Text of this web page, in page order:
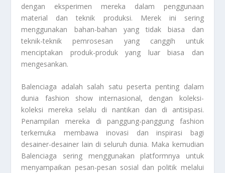
dengan eksperimen mereka dalam penggunaan
material dan teknik produksi. Merek ini sering
menggunakan bahan-bahan yang tidak biasa dan
teknik-teknik pemrosesan yang canggih untuk
menciptakan produk-produk yang luar biasa dan
mengesankan.
Balenciaga adalah salah satu peserta penting dalam
dunia fashion show internasional, dengan koleksi-
koleksi mereka selalu di nantikan dan di antisipasi.
Penampilan mereka di panggung-panggung fashion
terkemuka membawa inovasi dan inspirasi bagi
desainer-desainer lain di seluruh dunia. Maka kemudian
Balenciaga sering menggunakan platformnya untuk
menyampaikan pesan-pesan sosial dan politik melalui